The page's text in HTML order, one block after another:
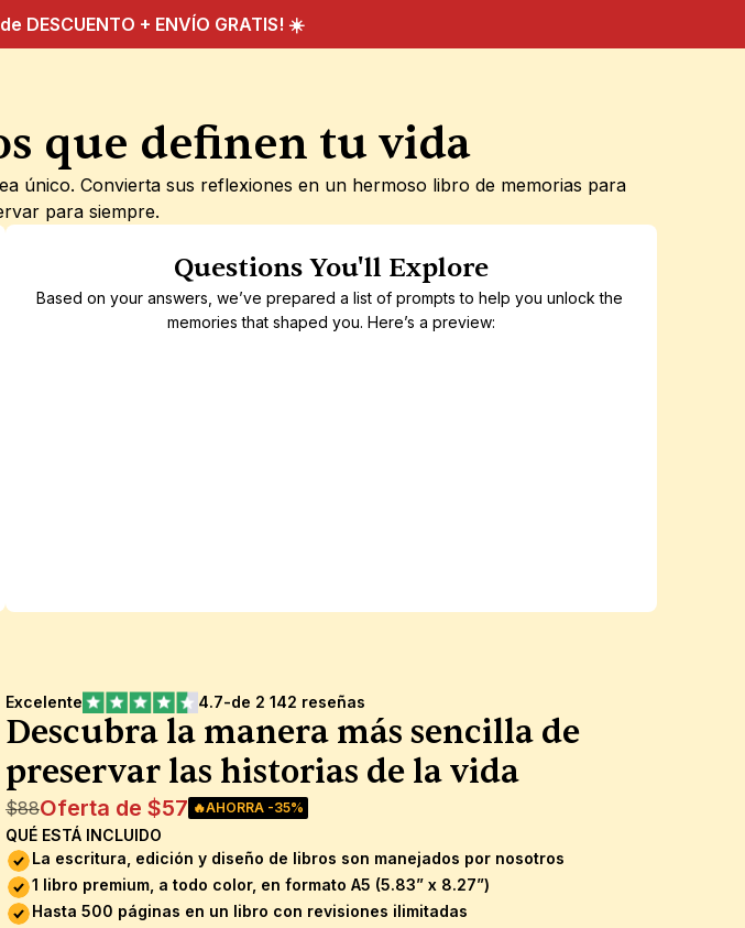
DESCUENTO + ENVÍO GRATIS! ☀️
que definen tu vida
único. Convierta sus reflexiones en un hermoso libro de memorias para
para siempre.
Questions You'll Explore
Based on your answers, we’ve prepared a list of prompts to help you unlock the
memories that shaped you. Here’s a preview:
Excelente 4.7-de 2 142 reseñas
Descubra la manera más sencilla de
preservar las historias de la vida
$88Oferta de $57 🔥AHORRA -35%
QUÉ ESTÁ INCLUIDO
La escritura, edición y diseño de libros son manejados por nosotros
1 libro premium, a todo color, en formato A5 (5.83” x 8.27”)
Hasta 500 páginas en un libro con revisiones ilimitadas